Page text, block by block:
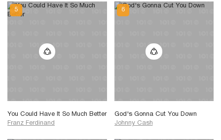
You Could Have It So Much Better
Franz Ferdinand
God's Gonna Cut You Down
Johnny Cash